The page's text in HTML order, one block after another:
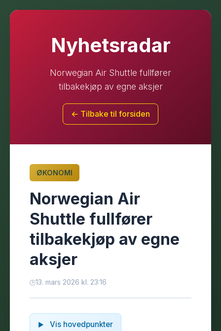
Nyhetsradar
Norwegian Air Shuttle fullfører
tilbakekjøp av egne aksjer
← Tilbake til forsiden
ØKONOMI
Norwegian Air
Shuttle fullfører
tilbakekjøp av egne
aksjer
13. mars 2026 kl. 23:16
Vis hovedpunkter